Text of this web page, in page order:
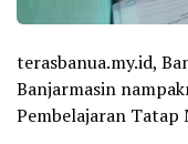
terasbanua.my.id,
Banjarmasin
Pembelajaran Tatap